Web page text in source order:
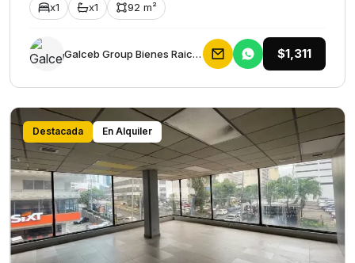
x1 x1 92 m²
Galceb Group Bienes Raices $1,311
Destacada En Alquiler